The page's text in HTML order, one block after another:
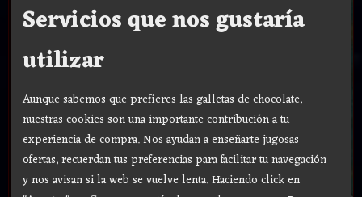
Servicios que nos gustaría
utilizar
Aunque sabemos que prefieres las galletas de chocolate,
nuestras cookies son una importante contribución a tu
experiencia de compra. Nos ayudan a enseñarte jugosas
ofertas, recuerdan tus preferencias para facilitar tu navegación
y nos avisan si la web se vuelve lenta. Haciendo click en